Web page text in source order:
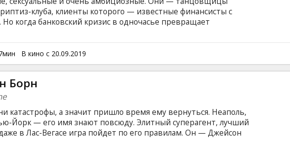
клуба, клиенты которого — известные финансисты с
Но когда банковский кризис в одночасье превращает
дерзкий план как вернуть потерянные деньги, чтобы снова
гламурную жизнь, и отплатить биржевым гениям, оставив
Фильм на английском языке с субтитрами на латышском и
В кино с 20.09.2019
Борн
катастрофы, а значит пришло время ему вернуться. Неаполь,
Йорк — его имя знают повсюду. Элитный суперагент, лучший
в Лас-Вегасе игра пойдет по его правилам. Он — Джейсон